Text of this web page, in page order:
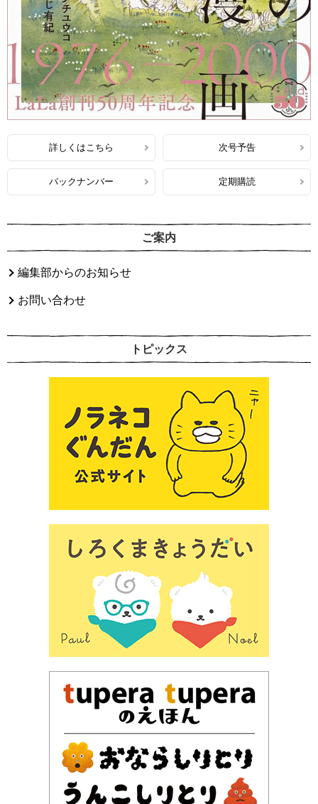
詳しくはこちら 次号予告
バックナンバー 定期購読
ご案内
編集部からのお知らせ
お問い合わせ
トピックス